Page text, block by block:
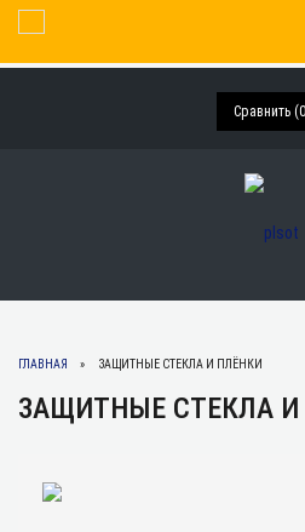
Сравнить (0
Toggle Navigation
ГЛАВНАЯ ЗАЩИТНЫЕ СТЕКЛА И ПЛЁНКИ
ЗАЩИТНЫЕ СТЕКЛА И